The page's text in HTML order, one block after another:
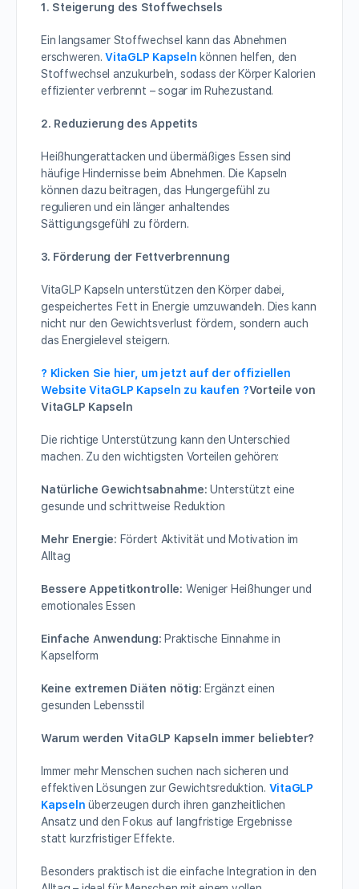
1. Steigerung des Stoffwechsels
Ein langsamer Stoffwechsel kann das Abnehmen
erschweren.VitaGLP Kapseln können helfen, den
Stoffwechsel anzukurbeln, sodass der Körper Kalorien
effizienter verbrennt – sogar im Ruhezustand.
2. Reduzierung des Appetits
Heißhungerattacken und übermäßiges Essen sind
häufige Hindernisse beim Abnehmen. Die Kapseln
können dazu beitragen, das Hungergefühl zu
regulieren und ein länger anhaltendes
Sättigungsgefühl zu fördern.
3. Förderung der Fettverbrennung
VitaGLP Kapseln unterstützen den Körper dabei,
gespeichertes Fett in Energie umzuwandeln. Dies kann
nicht nur den Gewichtsverlust fördern, sondern auch
das Energielevel steigern.
? Klicken Sie hier, um jetzt auf der offiziellen
Website VitaGLP Kapseln zu kaufen ?Vorteile von
VitaGLP Kapseln
Die richtige Unterstützung kann den Unterschied
machen. Zu den wichtigsten Vorteilen gehören:
Natürliche Gewichtsabnahme: Unterstützt eine
gesunde und schrittweise Reduktion
Mehr Energie: Fördert Aktivität und Motivation im
Alltag
Bessere Appetitkontrolle: Weniger Heißhunger und
emotionales Essen
Einfache Anwendung: Praktische Einnahme in
Kapselform
Keine extremen Diäten nötig: Ergänzt einen
gesunden Lebensstil
Warum werden VitaGLP Kapseln immer beliebter?
Immer mehr Menschen suchen nach sicheren und
effektiven Lösungen zur Gewichtsreduktion. VitaGLP
Kapseln überzeugen durch ihren ganzheitlichen
Ansatz und den Fokus auf langfristige Ergebnisse
statt kurzfristiger Effekte.
Besonders praktisch ist die einfache Integration in den